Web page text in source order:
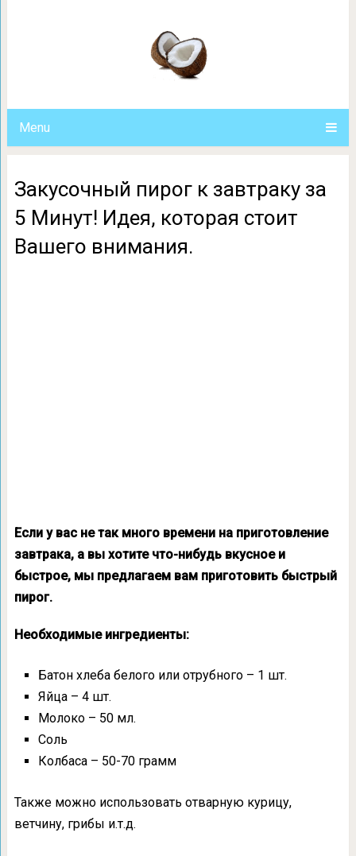
Menu
Закусочный пирог к завтраку за
5 Минут! Идея, которая стоит
Вашего внимания.
Если у вас не так много времени на приготовление
завтрака, а вы хотите что-нибудь вкусное и
быстрое, мы предлагаем вам приготовить быстрый
пирог.
Необходимые ингредиенты:
Батон хлеба белого или отрубного – 1 шт.
Яйца – 4 шт.
Молоко – 50 мл.
Соль
Колбаса – 50-70 грамм
Также можно использовать отварную курицу,
ветчину, грибы и.т.д.